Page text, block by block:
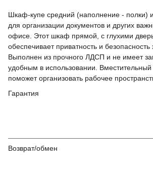
Шкаф-купе средний (наполнение - полки)
для организации документов и других
офисе. Этот шкаф прямой, с глухими
обеспечивает приватность и безопасность
Выполнен из прочного ЛДСП и не имеет
удобным в использовании.
поможет организовать рабочее
Гарантия
Возврат/обмен